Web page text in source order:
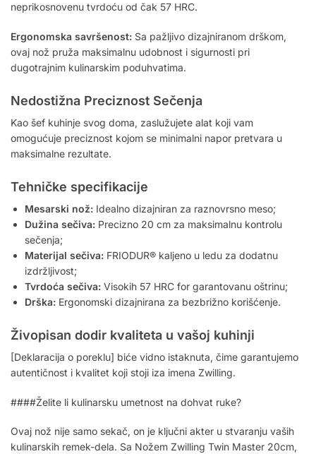
neprikosnovenu tvrdoću od čak 57 HRC.
Ergonomska savršenost: Sa pažljivo dizajniranom drškom,
ovaj nož pruža maksimalnu udobnost i sigurnosti pri
dugotrajnim kulinarskim poduhvatima.
Nedostižna Preciznost Sečenja
Kao šef kuhinje svog doma, zaslužujete alat koji vam
omogućuje preciznost kojom se minimalni napor pretvara u
maksimalne rezultate.
Tehničke specifikacije
Mesarski nož: Idealno dizajniran za raznovrsno meso;
Dužina sečiva: Precizno 20 cm za maksimalnu kontrolu
sečenja;
Materijal sečiva: FRIODUR® kaljeno u ledu za dodatnu
izdržljivost;
Tvrdoća sečiva: Visokih 57 HRC for garantovanu oštrinu;
Drška: Ergonomski dizajnirana za bezbrižno korišćenje.
Živopisan dodir kvaliteta u vašoj kuhinji
[Deklaracija o poreklu] biće vidno istaknuta, čime garantujemo
autentičnost i kvalitet koji stoji iza imena Zwilling.
####Želite li kulinarsku umetnost na dohvat ruke?
Ovaj nož nije samo sekač, on je ključni akter u stvaranju vaših
kulinarskih remek-dela. Sa Nožem Zwilling Twin Master 20cm,